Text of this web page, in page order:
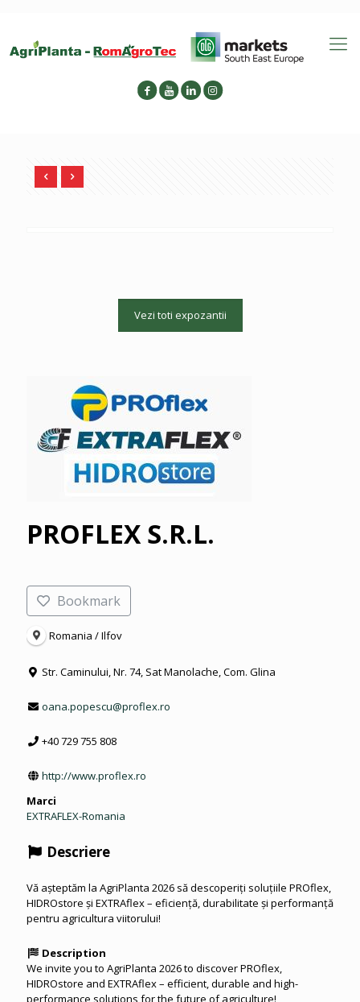
Vezi toti expozantii
PROFLEX S.R.L.
Bookmark
Romania / Ilfov
Str. Caminului, Nr. 74, Sat Manolache, Com. Glina
oana.popescu@proflex.ro
+40 729 755 808
http://www.proflex.ro
Marci
EXTRAFLEX-Romania
Descriere
Vă așteptăm la AgriPlanta 2026 să descoperiți soluțiile PROflex,
HIDROstore și EXTRAflex – eficiență, durabilitate și performanță
pentru agricultura viitorului!
Description
We invite you to AgriPlanta 2026 to discover PROflex,
HIDROstore and EXTRAflex – efficient, durable and high-
performance solutions for the future of agriculture!